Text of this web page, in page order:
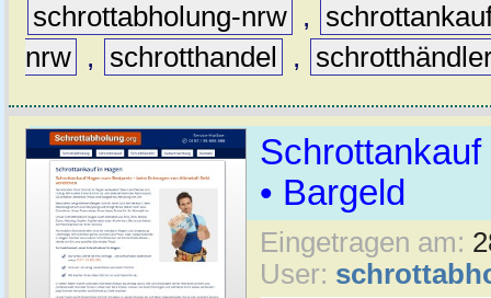
schrottabholung-nrw ,
nrw , schrotthandel ,
Schrottankauf
• Bargeld
Eingetragen am:
User: